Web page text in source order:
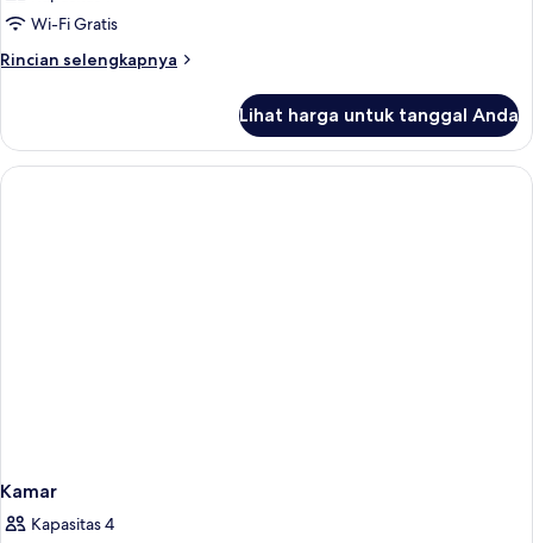
Wi-Fi Gratis
Rincian selengkapnya
Rincian
Kamar
Lihat harga untuk tanggal Anda
Kamar
Kapasitas 4